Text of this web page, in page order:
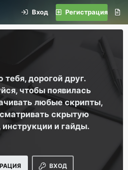
Вход Регистрация
тебя, дорогой друг.
чтобы появилась
любые скрипты,
скрытую
и гайды.
ВХОД